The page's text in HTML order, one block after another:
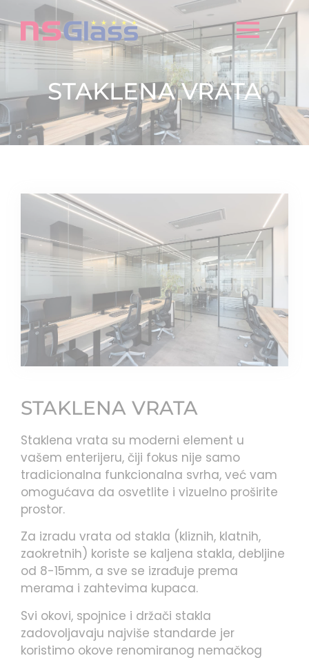
STAKLENA VRATA
STAKLENA VRATA
Staklena vrata su moderni element u
vašem enterijeru, čiji fokus nije samo
tradicionalna funkcionalna svrha, već vam
omogućava da osvetlite i vizuelno proširite
prostor.
Za izradu vrata od stakla (kliznih, klatnih,
zaokretnih) koriste se kaljena stakla, debljine
od 8-15mm, a sve se izrađuje prema
merama i zahtevima kupaca.
Svi okovi, spojnice i držači stakla
zadovoljavaju najviše standarde jer
koristimo okove renomiranog nemačkog